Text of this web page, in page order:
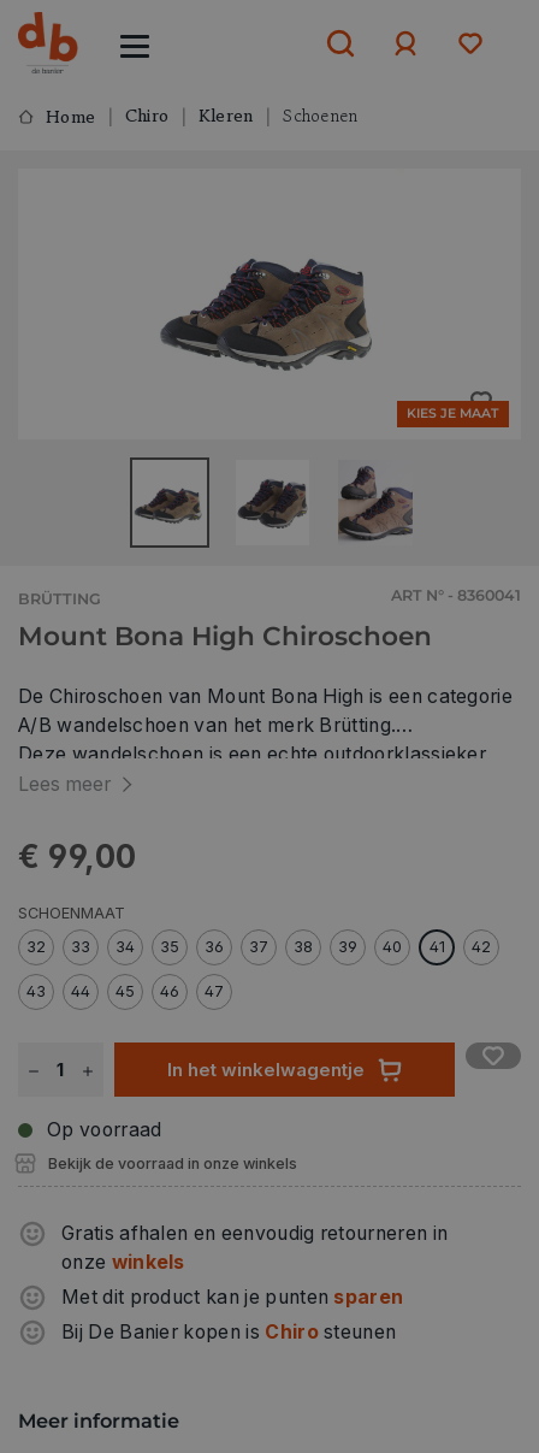
Home Chiro Kleren Schoenen
KIES JE MAAT
BRÜTTING ART N° - 8360041
Mount Bona High Chiroschoen
De Chiroschoen van Mount Bona High is een categorie
A/B wandelschoen van het merk Brütting.
Deze wandelschoen is een echte outdoorklassieker
met hoog draagcomfort en gemaakt van hoogwaardig
gebruik gemaakt van zacht textiel voor zowel de
binnenzool als de binnenzijde. Hiermee zitten je voeten
gebruik van het ingebouwde Comfortex
klimaatmembraan is de schoen zowel waterdicht en
tegelijkertijd ademend. De praktische vetersluiting
zorgt voor de perfecte pasvorm en de zeer
geprofileerde Vibram-buitenzool ondersteunt je voet
bij elke stap. De perfecte schoen voor elke Chiro-
Lees meer
€ 99,00
SCHOENMAAT
32
33 34 35 36 37 38 39 40 41 42
43 44 45 46 47
In het winkelwagentje
Op voorraad
Bekijk de voorraad in onze winkels
Gratis afhalen en eenvoudig retourneren in
onze winkels
Met dit product kan je punten sparen
Bij De Banier kopen is Chirosteunen
Meer informatie